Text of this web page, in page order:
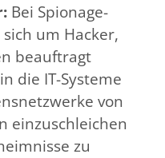
Bei Spionage-
um Hacker,
beauftragt
die IT-Systeme
von
einzuschleichen
zu